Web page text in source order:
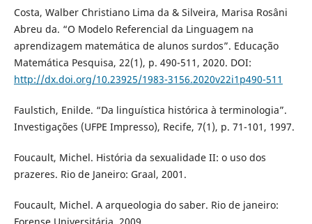
Costa, Walber Christiano Lima da & Silveira, Marisa Rosâni
Abreu da. “O Modelo Referencial da Linguagem na
aprendizagem matemática de alunos surdos”. Educação
Matemática Pesquisa, 22(1), p. 490-511, 2020. DOI:
http://dx.doi.org/10.23925/1983-3156.2020v22i1p490-511
Faulstich, Enilde. “Da linguística histórica à terminologia”.
Investigações (UFPE Impresso), Recife, 7(1), p. 71-101, 1997.
Foucault, Michel. História da sexualidade II: o uso dos
prazeres. Rio de Janeiro: Graal, 2001.
Foucault, Michel. A arqueologia do saber. Rio de janeiro:
Forense Universitária, 2009.